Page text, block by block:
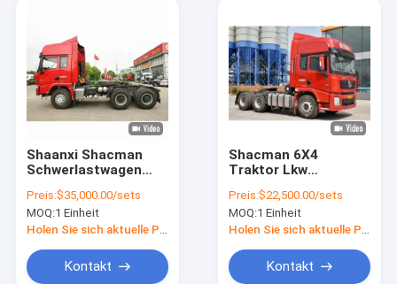
Shaanxi Shacman
Schwerlastwagen
6X4 4X2 Linkslenkung
mit WEICHAI-Motor
Preis:$35,000.00/sets
MOQ:1 Einheit
Holen Sie sich aktuelle Preis
Kontakt
Shacman 6X4
Traktor Lkw
Euro 3 Links- und
Rechtshandantrieb
Preis:$22,500.00/sets
MOQ:1 Einheit
Holen Sie sich aktuelle Preis
Kontakt